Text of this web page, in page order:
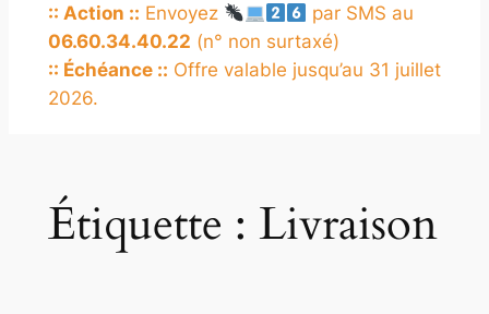
:: Action :: Envoyez
par SMS au
06.60.34.40.22 (n° non surtaxé)
:: Échéance :: Offre valable jusqu’au 31 juillet
2026.
Étiquette : Livraison